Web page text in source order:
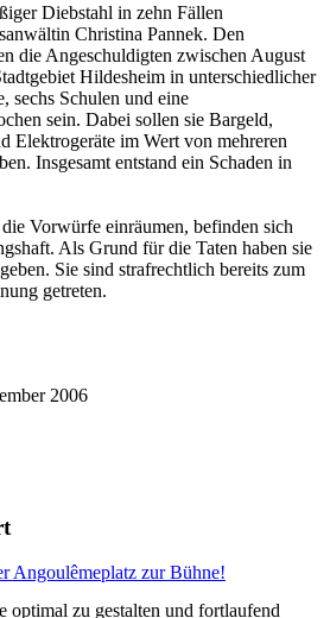
Diebstahl in zehn Fällen
Christina Pannek. Den
die Angeschuldigten zwischen August
Hildesheim in unterschiedlicher
sechs Schulen und eine
sein. Dabei sollen sie Bargeld,
Elektrogeräte im Wert von mehreren
Insgesamt entstand ein Schaden in
Vorwürfe einräumen, befinden sich
Als Grund für die Taten haben sie
Sie sind strafrechtlich bereits zum
getreten.
2006
optimal zu gestalten und fortlaufend